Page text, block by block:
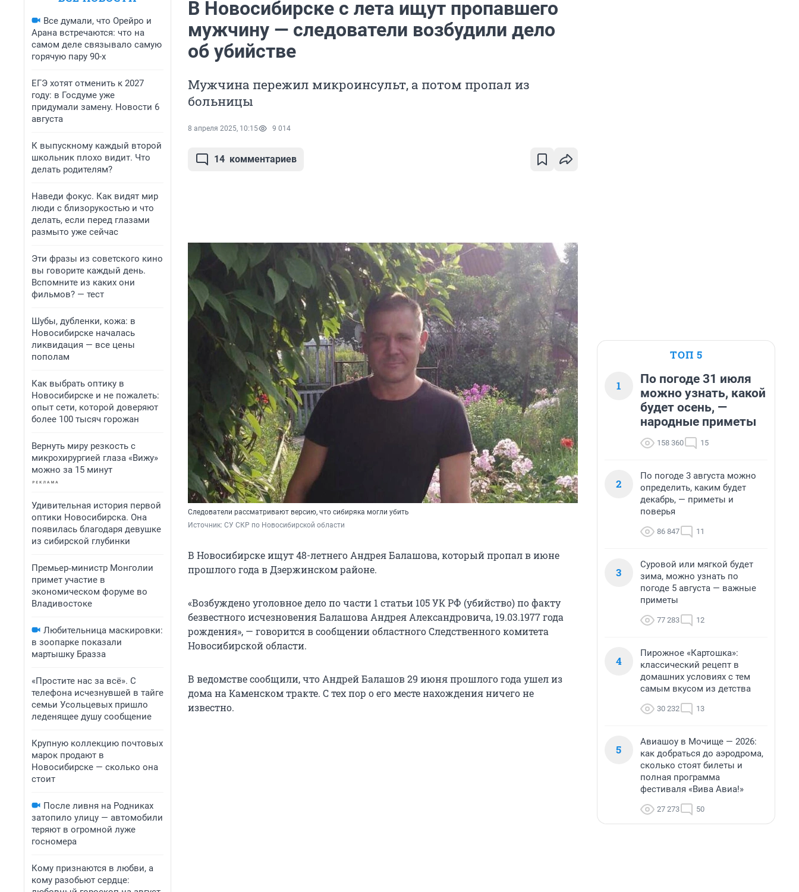
Все думали, что Орейро и
Арана встречаются: что на
самом деле связывало самую
горячую пару 90-х
ЕГЭ хотят отменить к 2027
году: в Госдуме уже
придумали замену. Новости 6
августа
К выпускному каждый второй
школьник плохо видит. Что
делать родителям?
Наведи фокус. Как видят мир
люди с близорукостью и что
делать, если перед глазами
размыто уже сейчас
Эти фразы из советского кино
вы говорите каждый день.
Вспомните из каких они
фильмов? — тест
Шубы, дубленки, кожа: в
Новосибирске началась
ликвидация — все цены
пополам
Как выбрать оптику в
Новосибирске и не пожалеть:
опыт сети, которой доверяют
более 100 тысяч горожан
Вернуть миру резкость с
микрохирургией глаза «Вижу»
можно за 15 минут
Удивительная история первой
оптики Новосибирска. Она
появилась благодаря девушке
из сибирской глубинки
Премьер‑министр Монголии
примет участие в
экономическом форуме во
Владивостоке
Любительница маскировки:
в зоопарке показали
мартышку Бразза
«Простите нас за всё». С
телефона исчезнувшей в тайге
семьи Усольцевых пришло
леденящее душу сообщение
Крупную коллекцию почтовых
марок продают в
Новосибирске — сколько она
стоит
После ливня на Родниках
затопило улицу — автомобили
теряют в огромной луже
госномера
Кому признаются в любви, а
кому разобьют сердце:
В Новосибирске с лета ищут пропавшего
мужчину — следователи возбудили дело
об убийстве
Мужчина пережил микроинсульт, а потом пропал из
больницы
8 апреля 2025, 10:15 9 014
14 комментариев
Следователи рассматривают версию, что сибиряка могли убить
Источник: СУ СКР по Новосибирской области
В Новосибирске ищут 48-летнего Андрея Балашова, который пропал в июне
прошлого года в Дзержинском районе.
«Возбуждено уголовное дело по части 1 статьи 105 УК РФ (убийство) по факту
безвестного исчезновения Балашова Андрея Александровича, 19.03.1977 года
рождения», — говорится в сообщении областного Следственного комитета
Новосибирской области.
В ведомстве сообщили, что Андрей Балашов 29 июня прошлого года ушел из
дома на Каменском тракте. С тех пор о его месте нахождения ничего не
известно.
ТОП 5
1
По погоде 31 июля
можно узнать, какой
будет осень, —
народные приметы
158 360 15
2
По погоде 3 августа можно
определить, каким будет
декабрь, — приметы и
поверья
86 847 11
3
Суровой или мягкой будет
зима, можно узнать по
погоде 5 августа — важные
приметы
77 283 12
4
Пирожное «Картошка»:
классический рецепт в
домашних условиях с тем
самым вкусом из детства
30 232 13
5
Авиашоу в Мочище — 2026:
как добраться до аэродрома,
сколько стоят билеты и
полная программа
фестиваля «Вива Авиа!»
27 273 50